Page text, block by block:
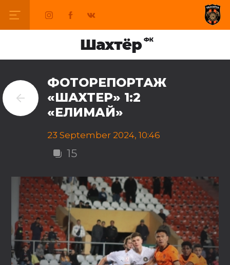
ФОТОРЕПОРТАЖ
«ШАХТЕР» 1:2
«ЕЛИМАЙ»
23 September 2024, 10:46
15